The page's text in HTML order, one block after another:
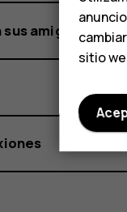
amigos y
sitio